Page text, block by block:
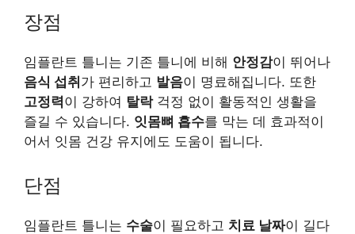
장점
임플란트 틀니는 기존 틀니에 비해 안정감이 뛰어나
음식 섭취가 편리하고 발음이 명료해집니다. 또한
고정력이 강하여 탈락걱정 없이 활동적인 생활을
즐길 수 있습니다. 잇몸뼈 흡수를 막는 데 효과적이
어서 잇몸 건강 유지에도 도움이 됩니다.
단점
임플란트 틀니는 수술이 필요하고 치료 날짜이 길다